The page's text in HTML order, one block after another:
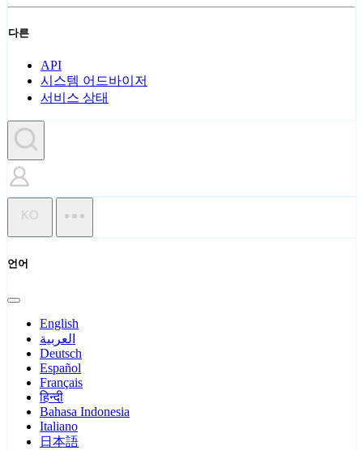
다른
API
시스템 어드바이저
서비스 상태
KO
언어
English
العربية
Deutsch
Español
Français
हिन्दी
Bahasa Indonesia
Italiano
日本語